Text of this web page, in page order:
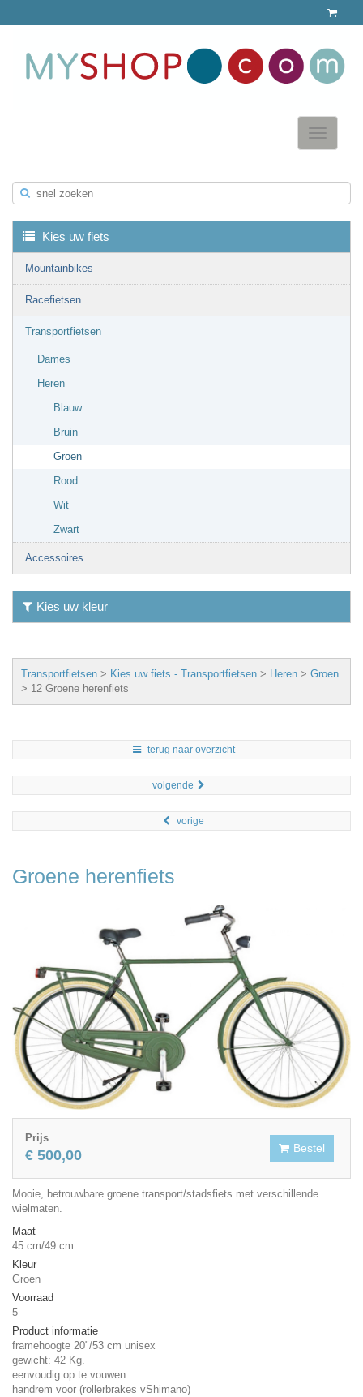
Toggle
▼
snel zoeken
Kies uw fiets
Mountainbikes
Racefietsen
Transportfietsen
Dames
Heren
Blauw
Bruin
Groen
Rood
Wit
Zwart
Accessoires
Kies uw kleur
Transportfietsen > Kies uw fiets - Transportfietsen > Heren > Groen
> 12 Groene herenfiets
terug naar overzicht
volgende
vorige
Groene herenfiets
Prijs
€ 500,00 Bestel
Mooie, betrouwbare groene transport/stadsfiets met verschillende
wielmaten.
Maat
45 cm/49 cm
Kleur
Groen
Voorraad
5
Product informatie
framehoogte 20"/53 cm unisex
gewicht: 42 Kg.
eenvoudig op te vouwen
handrem voor (rollerbrakes vShimano)